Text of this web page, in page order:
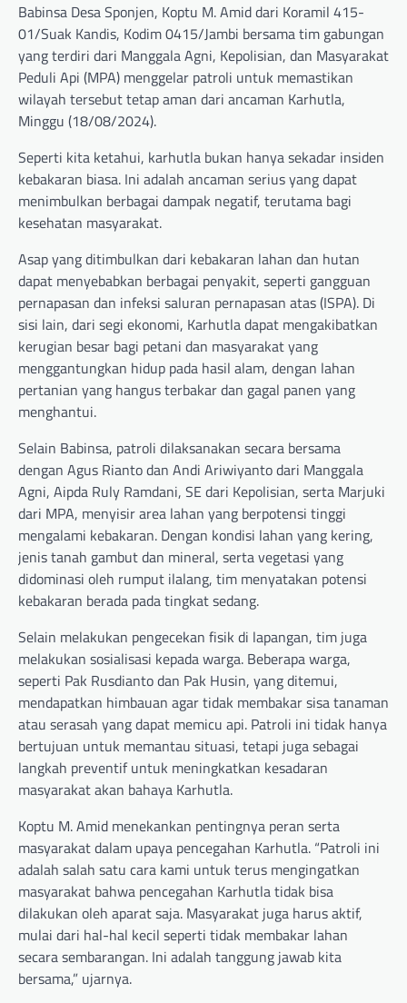
Babinsa Desa Sponjen, Koptu M. Amid dari Koramil 415-
01/Suak Kandis, Kodim 0415/Jambi bersama tim gabungan
yang terdiri dari Manggala Agni, Kepolisian, dan Masyarakat
Peduli Api (MPA) menggelar patroli untuk memastikan
wilayah tersebut tetap aman dari ancaman Karhutla,
Minggu (18/08/2024).
Seperti kita ketahui, karhutla bukan hanya sekadar insiden
kebakaran biasa. Ini adalah ancaman serius yang dapat
menimbulkan berbagai dampak negatif, terutama bagi
kesehatan masyarakat.
Asap yang ditimbulkan dari kebakaran lahan dan hutan
dapat menyebabkan berbagai penyakit, seperti gangguan
pernapasan dan infeksi saluran pernapasan atas (ISPA). Di
sisi lain, dari segi ekonomi, Karhutla dapat mengakibatkan
kerugian besar bagi petani dan masyarakat yang
menggantungkan hidup pada hasil alam, dengan lahan
pertanian yang hangus terbakar dan gagal panen yang
menghantui.
Selain Babinsa, patroli dilaksanakan secara bersama
dengan Agus Rianto dan Andi Ariwiyanto dari Manggala
Agni, Aipda Ruly Ramdani, SE dari Kepolisian, serta Marjuki
dari MPA, menyisir area lahan yang berpotensi tinggi
mengalami kebakaran. Dengan kondisi lahan yang kering,
jenis tanah gambut dan mineral, serta vegetasi yang
didominasi oleh rumput ilalang, tim menyatakan potensi
kebakaran berada pada tingkat sedang.
Selain melakukan pengecekan fisik di lapangan, tim juga
melakukan sosialisasi kepada warga. Beberapa warga,
seperti Pak Rusdianto dan Pak Husin, yang ditemui,
mendapatkan himbauan agar tidak membakar sisa tanaman
atau serasah yang dapat memicu api. Patroli ini tidak hanya
bertujuan untuk memantau situasi, tetapi juga sebagai
langkah preventif untuk meningkatkan kesadaran
masyarakat akan bahaya Karhutla.
Koptu M. Amid menekankan pentingnya peran serta
masyarakat dalam upaya pencegahan Karhutla. “Patroli ini
adalah salah satu cara kami untuk terus mengingatkan
masyarakat bahwa pencegahan Karhutla tidak bisa
dilakukan oleh aparat saja. Masyarakat juga harus aktif,
mulai dari hal-hal kecil seperti tidak membakar lahan
secara sembarangan. Ini adalah tanggung jawab kita
bersama,” ujarnya.